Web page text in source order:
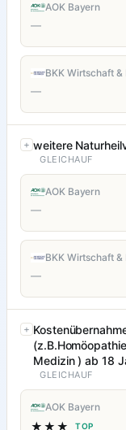
AOK Bayern
—
BKK Wirtschaft &
—
weitere
GLEICHAUF
AOK Bayern
—
BKK Wirtschaft &
—
Medizin ) ab 18
GLEICHAUF
AOK Bayern
★★★ TOP